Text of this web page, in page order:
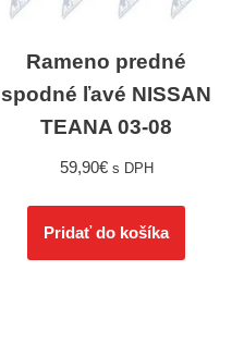
Rameno predné
spodné ľavé NISSAN
TEANA 03-08
59,90€ s DPH
Pridať do košíka